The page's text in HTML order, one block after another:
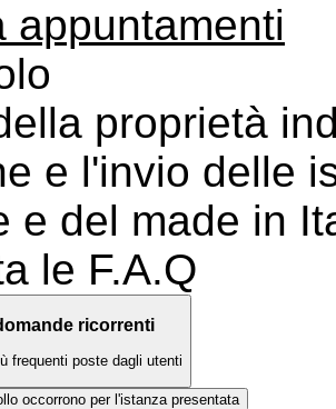
appuntamenti
proprietà
e l'invio delle
e del made in
le F.A.Q
ricorrenti
frequenti poste dagli utenti
occorrono per l'istanza presentata